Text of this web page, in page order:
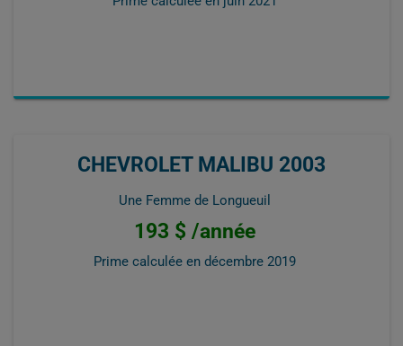
CHEVROLET MALIBU 2003
Une Femme de Longueuil
193 $ /année
Prime calculée en décembre 2019